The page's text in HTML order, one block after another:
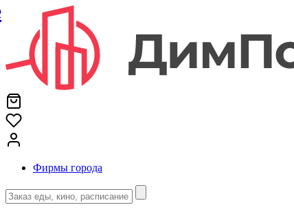
Фирмы города